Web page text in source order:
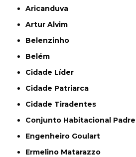
Aricanduva
Artur Alvim
Belenzinho
Belém
Cidade Líder
Cidade Patriarca
Cidade Tiradentes
Conjunto Habitacional
Engenheiro Goulart
Ermelino Matarazzo